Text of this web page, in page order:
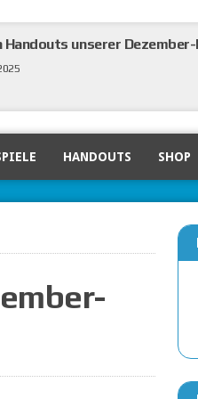
Handouts unserer
auf die Nürnberger
HANDOUTS SHOP